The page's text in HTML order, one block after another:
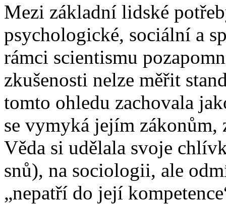
Mezi základní lidské
psychologické, sociální a
rámci scientismu
zkušenosti nelze měřit
tomto ohledu zachovala
se vymyká jejím zákonům,
Věda si udělala svoje
snů), na sociologii, ale
„nepatří do její